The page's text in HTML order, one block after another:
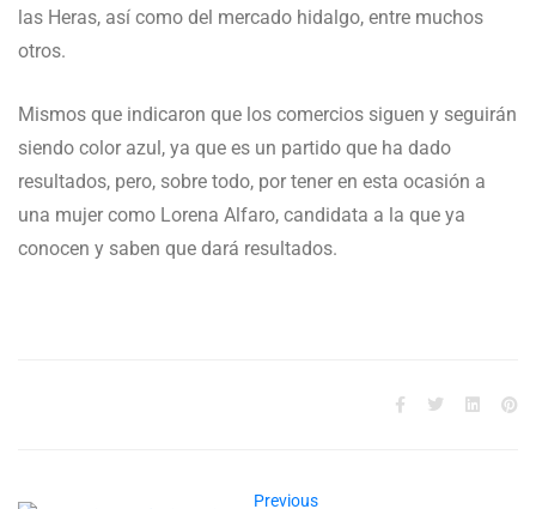
las Heras, así como del mercado hidalgo, entre muchos
otros.
Mismos que indicaron que los comercios siguen y seguirán
siendo color azul, ya que es un partido que ha dado
resultados, pero, sobre todo, por tener en esta ocasión a
una mujer como Lorena Alfaro, candidata a la que ya
conocen y saben que dará resultados.
Previous